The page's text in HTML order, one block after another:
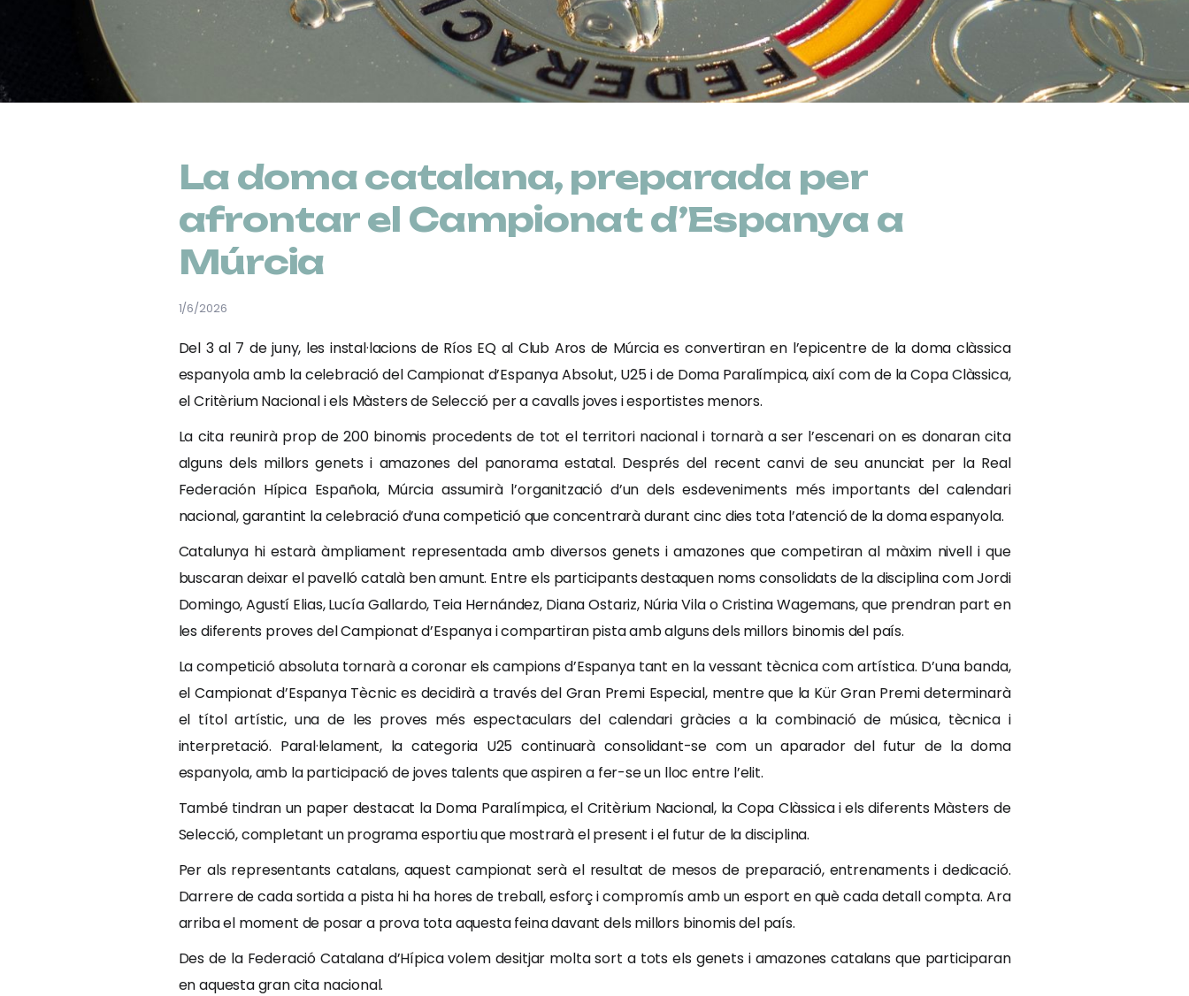
La doma catalana, preparada per
afrontar el Campionat d’Espanya a
Múrcia
1/6/2026
Del 3 al 7 de juny, les instal·lacions de Ríos EQ al Club Aros de Múrcia es convertiran en l’epicentre de la doma clàssica
espanyola amb la celebració del Campionat d’Espanya Absolut, U25 i de Doma Paralímpica, així com de la Copa Clàssica,
el Critèrium Nacional i els Màsters de Selecció per a cavalls joves i esportistes menors.
La cita reunirà prop de 200 binomis procedents de tot el territori nacional i tornarà a ser l’escenari on es donaran cita
alguns dels millors genets i amazones del panorama estatal. Després del recent canvi de seu anunciat per la Real
Federación Hípica Española, Múrcia assumirà l’organització d’un dels esdeveniments més importants del calendari
nacional, garantint la celebració d’una competició que concentrarà durant cinc dies tota l’atenció de la doma espanyola.
Catalunya hi estarà àmpliament representada amb diversos genets i amazones que competiran al màxim nivell i que
buscaran deixar el pavelló català ben amunt. Entre els participants destaquen noms consolidats de la disciplina com Jordi
Domingo, Agustí Elias, Lucía Gallardo, Teia Hernández, Diana Ostariz, Núria Vila o Cristina Wagemans, que prendran part en
les diferents proves del Campionat d’Espanya i compartiran pista amb alguns dels millors binomis del país.
La competició absoluta tornarà a coronar els campions d’Espanya tant en la vessant tècnica com artística. D’una banda,
el Campionat d’Espanya Tècnic es decidirà a través del Gran Premi Especial, mentre que la Kür Gran Premi determinarà
el títol artístic, una de les proves més espectaculars del calendari gràcies a la combinació de música, tècnica i
interpretació. Paral·lelament, la categoria U25 continuarà consolidant-se com un aparador del futur de la doma
espanyola, amb la participació de joves talents que aspiren a fer-se un lloc entre l’elit.
També tindran un paper destacat la Doma Paralímpica, el Critèrium Nacional, la Copa Clàssica i els diferents Màsters de
Selecció, completant un programa esportiu que mostrarà el present i el futur de la disciplina.
Per als representants catalans, aquest campionat serà el resultat de mesos de preparació, entrenaments i dedicació.
Darrere de cada sortida a pista hi ha hores de treball, esforç i compromís amb un esport en què cada detall compta. Ara
arriba el moment de posar a prova tota aquesta feina davant dels millors binomis del país.
Des de la Federació Catalana d’Hípica volem desitjar molta sort a tots els genets i amazones catalans que participaran
en aquesta gran cita nacional.